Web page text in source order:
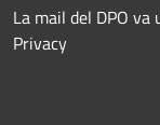
La mail del DPO
Privacy